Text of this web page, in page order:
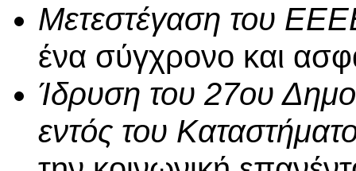
Μετεστέγαση του
ένα σύγχρονο και
Ίδρυση του 27ου
εντός του